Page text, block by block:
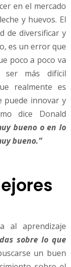
en el mercado
y huevos. El
de diversificar y
es un error que
poco a poco va
más difícil
realmente es
puede innovar y
dice Donald
bueno o en lo
bueno.”
al aprendizaje
sobre lo que
un buen